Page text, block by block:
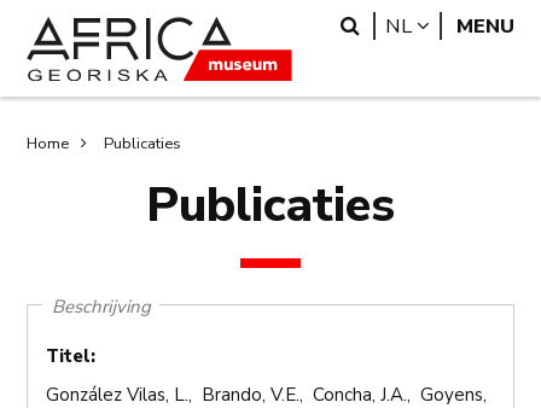
Overslaan
naar
de
search
Search
NL LANGUAGE
MENU
Kruimelpad
Home Publicaties
Publicaties
Beschrijving
Titel:
González Vilas, L., Brando, V.E., Concha, J.A., Goyens,